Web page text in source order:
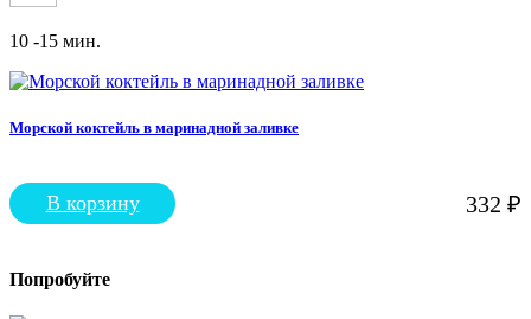
10 -15 мин.
Морской коктейль в маринадной заливке
332 ₽
В корзину
Попробуйте